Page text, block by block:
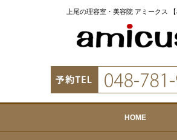
上尾の理容室・美容院 アミークス 【
HOME